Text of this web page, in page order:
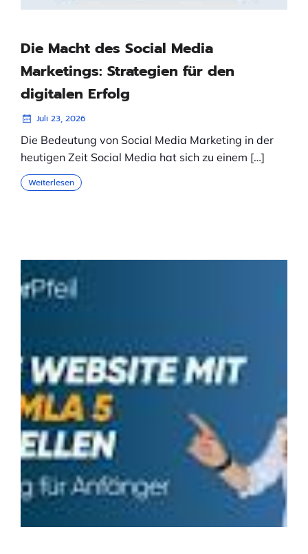
Die Macht des Social Media
Marketings: Strategien für den
digitalen Erfolg
Juli 23, 2026
Die Bedeutung von Social Media Marketing in der
heutigen Zeit Social Media hat sich zu einem […]
Weiterlesen